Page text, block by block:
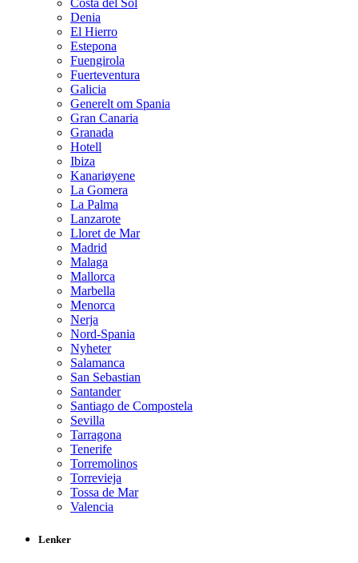
Costa del Sol
Denia
El Hierro
Estepona
Fuengirola
Fuerteventura
Galicia
Generelt om Spania
Gran Canaria
Granada
Hotell
Ibiza
Kanariøyene
La Gomera
La Palma
Lanzarote
Lloret de Mar
Madrid
Malaga
Mallorca
Marbella
Menorca
Nerja
Nord-Spania
Nyheter
Salamanca
San Sebastian
Santander
Santiago de Compostela
Sevilla
Tarragona
Tenerife
Torremolinos
Torrevieja
Tossa de Mar
Valencia
Lenker